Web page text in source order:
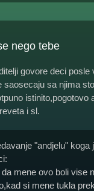
nego tebe
govore deci
saosecaju sa njima
i sl.
"andjelu"
mene ovo boli vise
si mene tukla